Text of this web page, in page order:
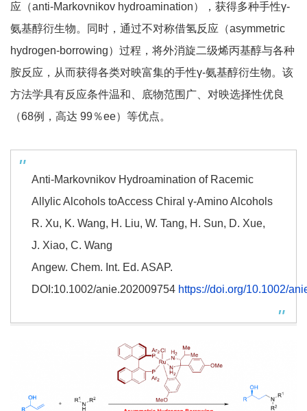
应（anti-Markovnikov hydroamination），获得多种手性γ-
氨基醇衍生物。同时，通过不对称借氢反应（asymmetric
hydrogen-borrowing）过程，将外消旋二级烯丙基醇与各种
胺反应，从而获得各类对映富集的手性γ-氨基醇衍生物。该
方法学具有反应条件温和、底物范围广、对映选择性优良
（68例，高达 99％ee）等优点。
Anti-Markovnikov Hydroamination of Racemic
Allylic Alcohols toAccess Chiral γ-Amino Alcohols
R. Xu, K. Wang, H. Liu, W. Tang, H. Sun, D. Xue,
J. Xiao, C. Wang
Angew. Chem. Int. Ed. ASAP.
DOI:10.1002/anie.202009754 https://doi.org/10.1002/